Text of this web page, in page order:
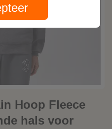
Hoop Fleece
hals voor